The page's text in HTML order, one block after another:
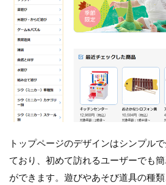
トップページのデザインはシンプル
ており、初めて訪れるユーザーでも
ができます。遊びやあそび道具の種